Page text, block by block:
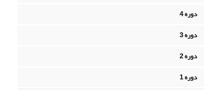
دوره 4
دوره 3
دوره 2
دوره 1